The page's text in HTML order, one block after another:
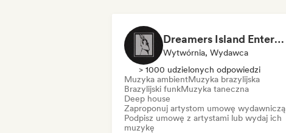
Dreamers Island Entertainment
Wytwórnia, Wydawca
> 1000 udzielonych odpowiedzi
Muzyka ambientMuzyka brazylijska
Brazylijski funkMuzyka taneczna
Deep house
Zaproponuj artystom umowę wydawniczą
Podpisz umowę z artystami lub wydaj ich
muzykę